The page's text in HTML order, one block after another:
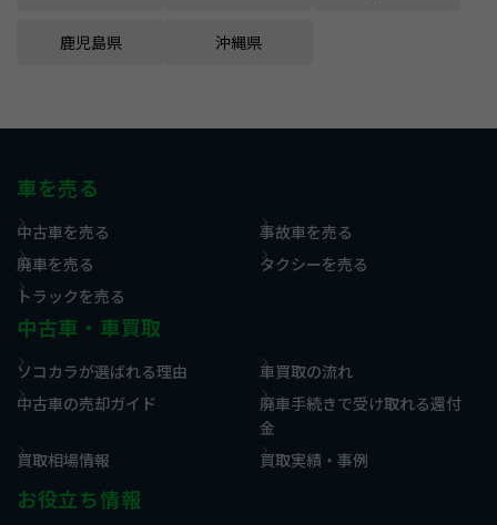
鹿児島県 沖縄県
車を売る
中古車を売る
事故車を売る
廃車を売る
タクシーを売る
トラックを売る
中古車・車買取
ソコカラが選ばれる理由
車買取の流れ
中古車の売却ガイド
廃車手続きで受け取れる還付
金
買取相場情報
買取実績・事例
お役立ち情報